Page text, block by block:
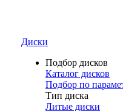
Диски
Подбор дисков
Каталог дисков
Подбор по
Тип диска
Литые диски